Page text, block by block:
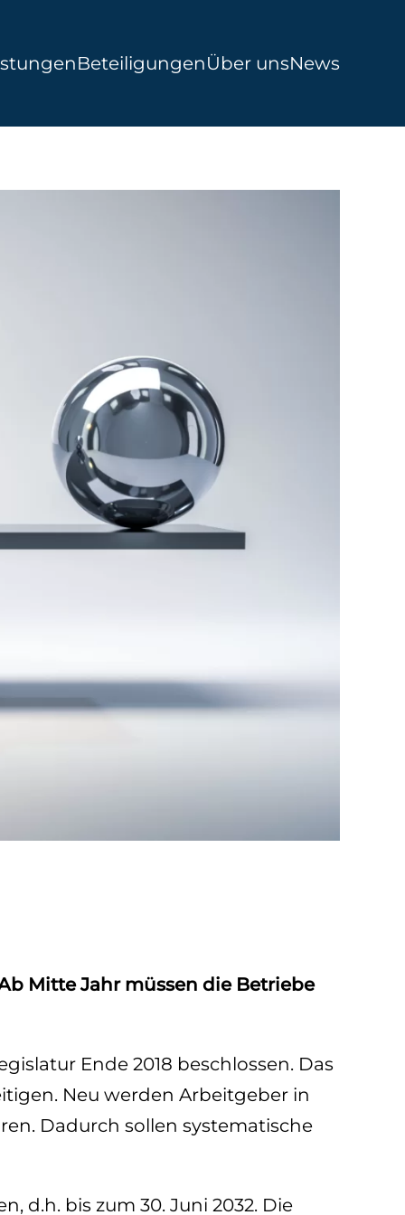
BeteiligungenÜber unsNews
Mitte Jahr müssen die Betriebe
Ende 2018 beschlossen. Das
Neu werden Arbeitgeber in
Dadurch sollen systematische
d.h. bis zum 30. Juni 2032. Die